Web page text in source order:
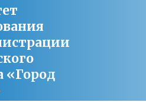
«Город